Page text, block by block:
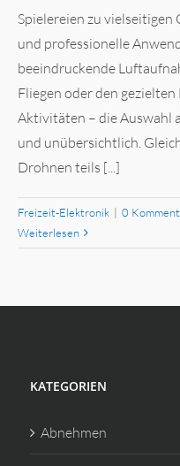
Spielereien zu
und professionelle
beeindruckende
Fliegen oder den
Aktivitäten – die Auswahl
und unübersichtlich.
Drohnen teils [...]
Freizeit-Elektronik | 0
Weiterlesen
KATEGORIEN
Abnehmen